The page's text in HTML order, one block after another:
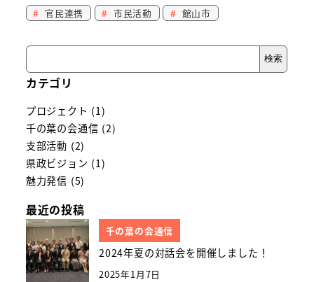
官民連携 市民活動 館山市
検
索
検索
カテゴリ
プロジェクト (1)
千の葉の会通信 (2)
支部活動 (2)
県政ビジョン (1)
魅力発信 (5)
最近の投稿
千の葉の会通信
2024年夏の対話会を開催しました！
2025年1月7日